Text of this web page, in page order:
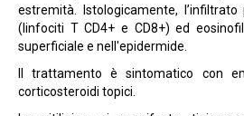
estremità. Istologicamente,
(linfociti T CD4+ e CD8+) ed
superficiale e nell'epidermide.
Il trattamento è sintomatico con
corticosteroidi topici.